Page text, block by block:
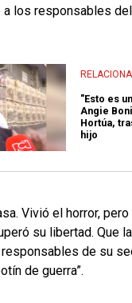
a los responsables
"Esto es
Angie
Hortúa,
hijo
Vivió el horror,
su libertad. Que
de su
de guerra”.